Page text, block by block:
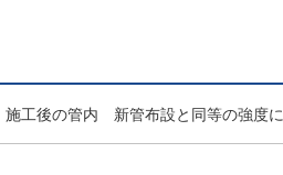
施工後の管内 新管布設と同等の強度